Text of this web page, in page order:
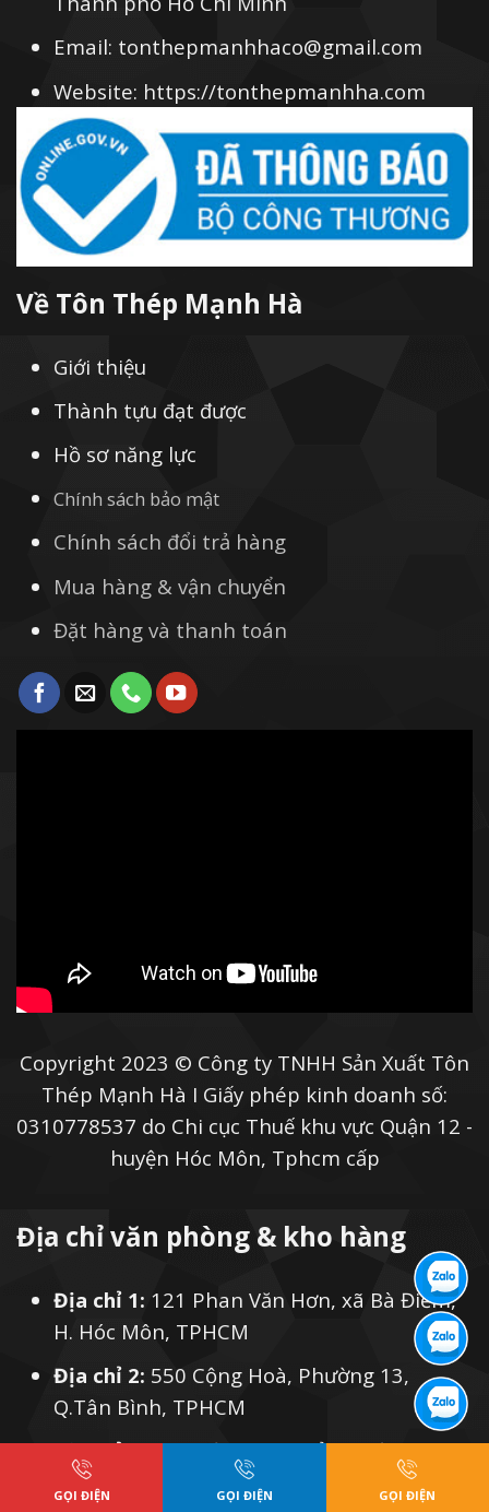
Email: tonthepmanhhaco@gmail.com
Website: https://tonthepmanhha.com
Về Tôn Thép Mạnh Hà
Giới thiệu
Thành tựu đạt được
Hồ sơ năng lực
Chính sách bảo mật
Chính sách đổi trả hàng
Mua hàng & vận chuyển
Đặt hàng và thanh toán
Copyright 2023 © Công ty TNHH Sản Xuất Tôn
Thép Mạnh Hà I Giấy phép kinh doanh số:
0310778537 do Chi cục Thuế khu vực Quận 12 -
huyện Hóc Môn, Tphcm cấp
Địa chỉ văn phòng & kho hàng
Địa chỉ 1: 121 Phan Văn Hơn, xã Bà Điểm,
H. Hóc Môn, TPHCM
Địa chỉ 2: 550 Cộng Hoà, Phường 13,
Q.Tân Bình, TPHCM
Địa chỉ 3: 561 Điện Biên Phủ, Phường 25,
Q. Bình Thạnh, TPHCM
GỌI ĐIỆN GỌI ĐIỆN GỌI ĐIỆN